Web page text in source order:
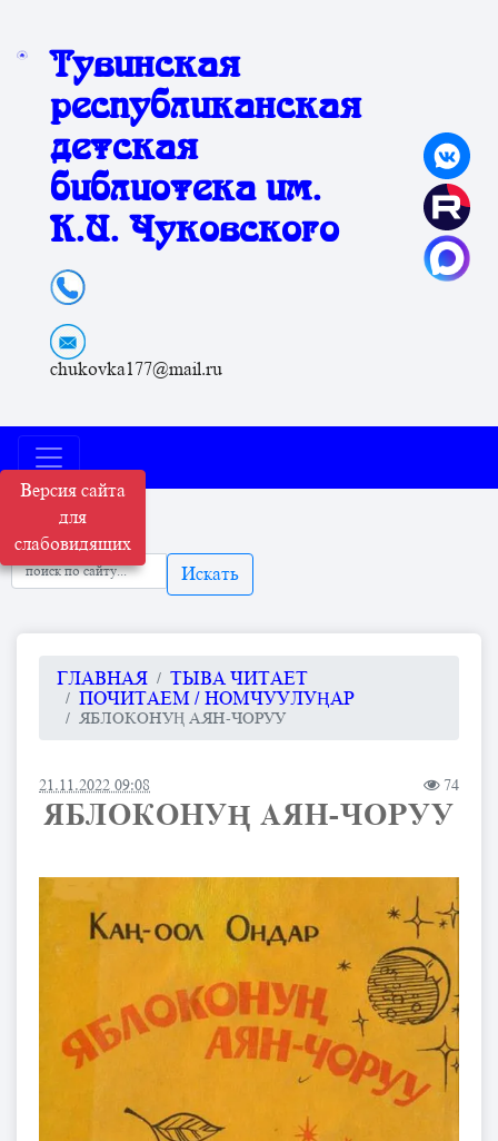
Версия сайта
для
слабовидящих
Тувинская
республиканская
детская
библиотека им.
К.И. Чуковского
chukovka177@mail.ru
Искать
ГЛАВНАЯ
ТЫВА ЧИТАЕТ
ПОЧИТАЕМ / НОМЧУУЛУҢАР
ЯБЛОКОНУҢ АЯН-ЧОРУУ
21.11.2022 09:08 74
ЯБЛОКОНУҢ АЯН-ЧОРУУ